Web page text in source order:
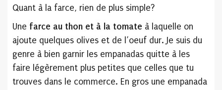
Quant à la farce, rien de plus simple?
Une farce au thon et à la tomate à laquelle on
ajoute quelques olives et de l’oeuf dur. Je suis du
genre à bien garnir les empanadas quitte à les
faire légèrement plus petites que celles que tu
trouves dans le commerce. En gros une empanada